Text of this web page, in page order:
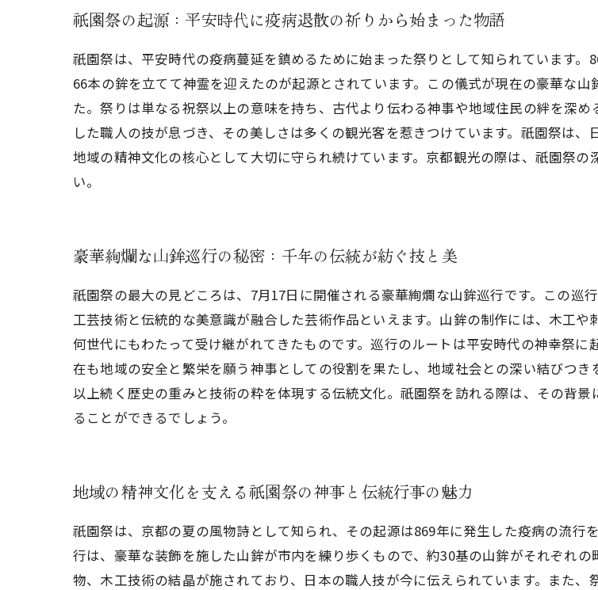
未来へ継ぐ祇園祭の伝統文化－千年の歴
祇園祭の起源：平安時代に疫病退散の祈りから始まった物語
祇園祭は、平安時代の疫病蔓延を鎮めるために始まった祭りとして知られています。
66本の鉾を立てて神霊を迎えたのが起源とされています。この儀式が現在の豪華な
た。祭りは単なる祝祭以上の意味を持ち、古代より伝わる神事や地域住民の絆を深
した職人の技が息づき、その美しさは多くの観光客を惹きつけています。祇園祭は
地域の精神文化の核心として大切に守られ続けています。京都観光の際は、祇園祭
い。
豪華絢爛な山鉾巡行の秘密：千年の伝統が紡ぐ技と美
祇園祭の最大の見どころは、7月17日に開催される豪華絢爛な山鉾巡行です。この巡
工芸技術と伝統的な美意識が融合した芸術作品といえます。山鉾の制作には、木工
何世代にもわたって受け継がれてきたものです。巡行のルートは平安時代の神幸祭
在も地域の安全と繁栄を願う神事としての役割を果たし、地域社会との深い結びつ
以上続く歴史の重みと技術の粋を体現する伝統文化。祇園祭を訪れる際は、その背
ることができるでしょう。
地域の精神文化を支える祇園祭の神事と伝統行事の魅力
祇園祭は、京都の夏の風物詩として知られ、その起源は869年に発生した疫病の流行
行は、豪華な装飾を施した山鉾が市内を練り歩くもので、約30基の山鉾がそれぞれ
物、木工技術の結晶が施されており、日本の職人技が今に伝えられています。また